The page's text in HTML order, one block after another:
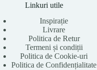
Linkuri utile
Inspirație
Livrare
Politica de Retur
Termeni și condiții
Politica de Cookie-uri
Politica de Confidențialitate